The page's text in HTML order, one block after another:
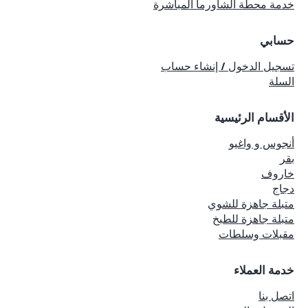
خدمة محطة الشاورما المباشرة
حسابي
تسجيل الدخول / إنشاء حساب
السلة
الأقسام الرئيسية
أنجوس و واغيو
بقر
خاروف
دجاج
متبلة جاهزة للشوي
متبلة جاهزة للطبخ
مقبلات وسلطات
خدمة العملاء
اتصل بنا